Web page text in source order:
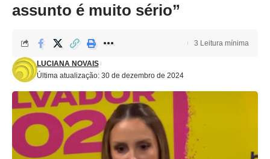
assunto é muito sério”
Última atualização: 30 de dezembro de 2024
LUCIANA NOVAIS
3 Leitura mínima